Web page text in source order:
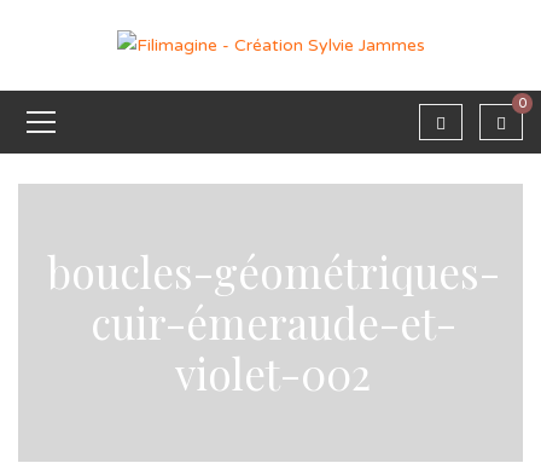
0
boucles-géométriques-
cuir-émeraude-et-
violet-002